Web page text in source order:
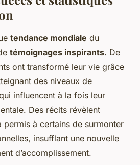
tendance mondiale du
témoignages inspirants. De
ont transformé leur vie grâce
des niveaux de
influencent à la fois leur
Des récits révèlent
permis à certains de surmonter
insufflant une nouvelle
d’accomplissement.